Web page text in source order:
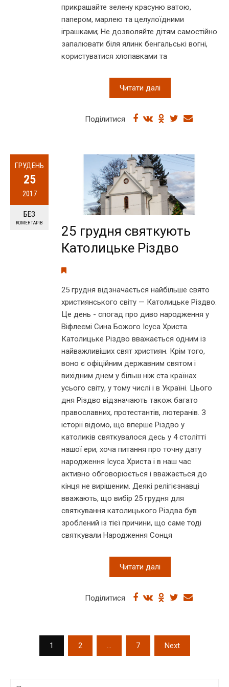
прикрашайте зелену красуню ватою,
папером, марлею та целулоїдними
іграшками; Не дозволяйте дітям самостійно
запалювати біля ялинк бенгальські вогні,
користуватися хлопавками та
Читати далі
Поділитися
ГРУДЕНЬ
25
2017
БЕЗ
КОМЕНТАРІВ
25 грудня святкують
Католицьке Різдво
25 грудня відзначається найбільше свято
християнського світу — Католицьке Різдво.
Це день - спогад про диво народження у
Віфлеємі Сина Божого Ісуса Христа.
Католицьке Різдво вважається одним із
найважливіших свят християн. Крім того,
воно є офіційним державним святом і
вихідним днем у більш ніж ста країнах
усього світу, у тому числі і в Україні. Цього
дня Різдво відзначають також багато
православних, протестантів, лютеранів. З
історії відомо, що вперше Різдво у
католиків святкувалося десь у 4 столітті
нашої ери, хоча питання про точну дату
народження Ісуса Христа і в наш час
активно обговорюється і вважається до
кінця не вирішеним. Деякі релігієзнавці
вважають, що вибір 25 грудня для
святкування католицького Різдва був
зроблений із тієї причини, що саме тоді
святкували Народження Сонця
Читати далі
Поділитися
1 2 … 7 Next